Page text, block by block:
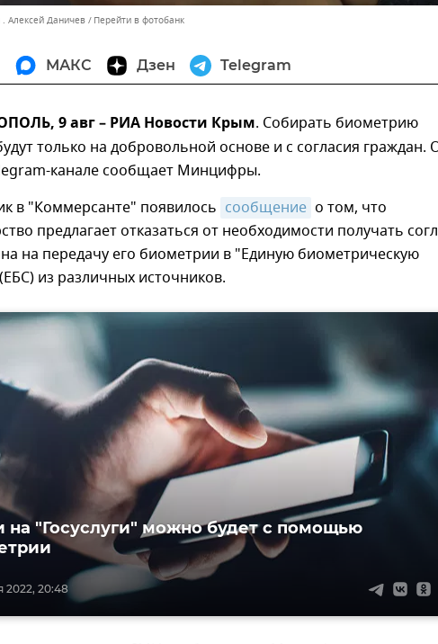
Алексей Даничев Перейти в фотобанк
МАКС Дзен Telegram
9 авг – РИА Новости Крым. Собирать биометрию
только на добровольной основе и с согласия граждан.
канале сообщает Минцифры.
в "Коммерсанте" появилось сообщение о том, что
предлагает отказаться от необходимости получать
на передачу его биометрии в "Единую биометрическую
из различных источников.
2022, 20:48
на "Госуслуги" можно будет с помощью